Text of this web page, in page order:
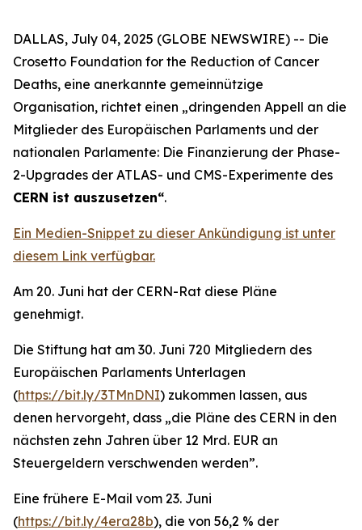
DALLAS, July 04, 2025 (GLOBE NEWSWIRE) -- Die
Crosetto Foundation for the Reduction of Cancer
Deaths, eine anerkannte gemeinnützige
Organisation, richtet einen „dringenden Appell an die
Mitglieder des Europäischen Parlaments und der
nationalen Parlamente: Die Finanzierung der Phase-
2-Upgrades der ATLAS- und CMS-Experimente des
CERN ist auszusetzen“.
Ein Medien-Snippet zu dieser Ankündigung ist unter
diesem Link verfügbar.
Am 20. Juni hat der CERN-Rat diese Pläne
genehmigt.
Die Stiftung hat am 30. Juni 720 Mitgliedern des
Europäischen Parlaments Unterlagen
(https://bit.ly/3TMnDNI) zukommen lassen, aus
denen hervorgeht, dass „die Pläne des CERN in den
nächsten zehn Jahren über 12 Mrd. EUR an
Steuergeldern verschwenden werden”.
Eine frühere E-Mail vom 23. Juni
(https://bit.ly/4era28b), die von 56,2 % der